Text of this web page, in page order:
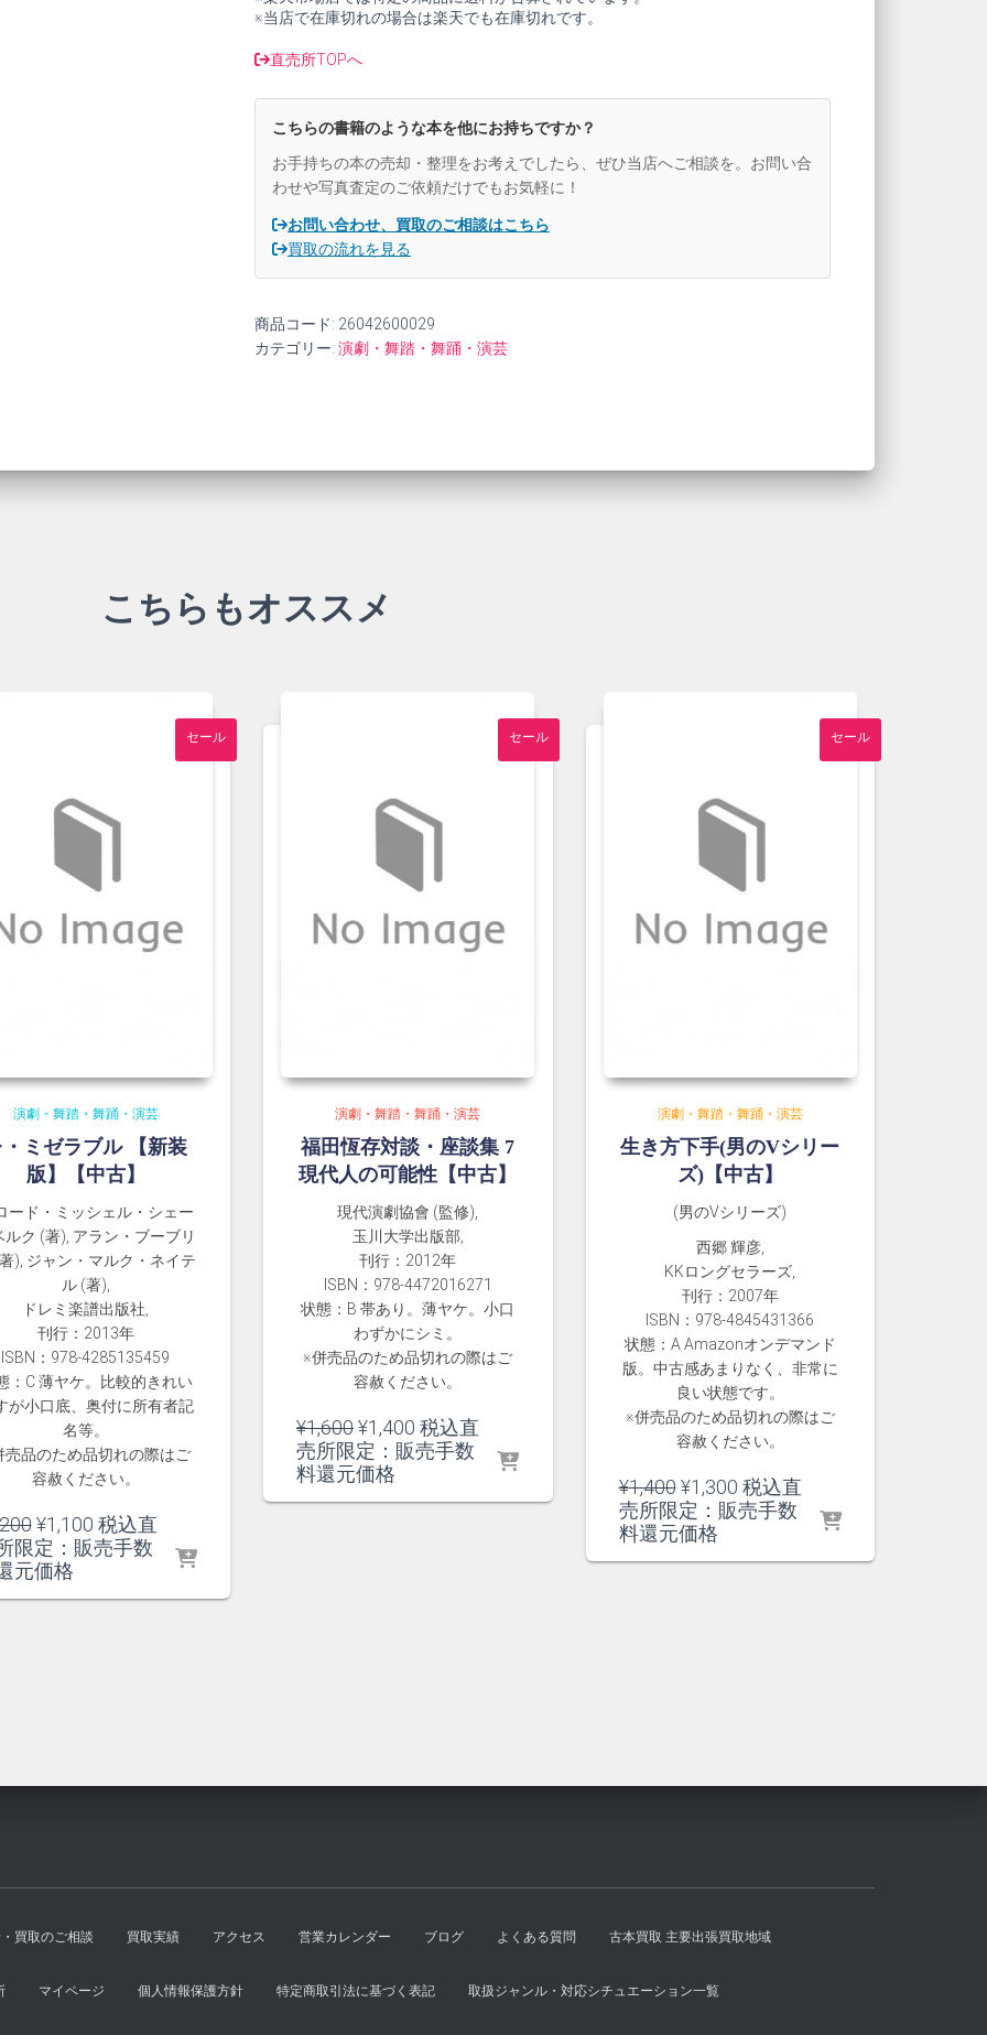
古】
※当店で在庫切れの場合は楽天でも在庫切れです。
直売所TOPへ
こちらの書籍のような本を他にお持ちですか？
お手持ちの本の売却・整理をお考えでしたら、ぜひ当店へご相談を。お問い合
わせや写真査定のご依頼だけでもお気軽に！
お問い合わせ、買取のご相談はこちら
買取の流れを見る
商品コード: 26042600029
カテゴリー: 演劇・舞踏・舞踊・演芸
こちらもオススメ
セール
演劇・舞踏・舞踊・演芸
ミゼラブル 【新装
版】【中古】
ード・ミッシェル・シェー
ルク (著), アラン・ブーブリ
), ジャン・マルク・ネイテ
ル (著),
ドレミ楽譜出版社,
刊行：2013年
ISBN：978-4285135459
：C 薄ヤケ。比較的きれい
が小口底、奥付に所有者記
名等。
売品のため品切れの際はご
容赦ください。
元
の
価
¥1,100現
在
税込直
限定：販売手数
元価格
セール
演劇・舞踏・舞踊・演芸
福田恆存対談・座談集 7
現代人の可能性【中古】
現代演劇協會 (監修),
玉川大学出版部,
刊行：2012年
ISBN：978-4472016271
状態：B 帯あり。薄ヤケ。小口
わずかにシミ。
※併売品のため品切れの際はご
容赦ください。
¥1,600元
の
価
¥1,400 現
在
税込直
売所限定：販売手数
料還元価格
セール
演劇・舞踏・舞踊・演芸
生き方下手(男のVシリー
ズ)【中古】
(男のVシリーズ)
西郷 輝彦,
KKロングセラーズ,
刊行：2007年
ISBN：978-4845431366
状態：A Amazonオンデマンド
版。中古感あまりなく、非常に
良い状態です。
※併売品のため品切れの際はご
容赦ください。
¥1,400 元
の
価
¥1,300現
在
税込直
売所限定：販売手数
料還元価格
買取のご相談 買取実績 アクセス 営業カレンダー ブログ よくある質問 古本買取 主要出張買取地域
マイページ 個人情報保護方針 特定商取引法に基づく表記 取扱ジャンル・対応シチュエーション一覧